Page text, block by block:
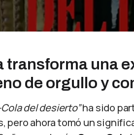
transforma una
de orgullo y
del desierto”ha sido
pero ahora tomó un